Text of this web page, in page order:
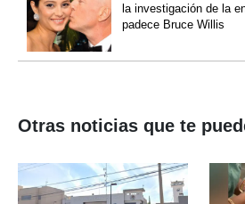
la investigación de la
padece Bruce Willis
Otras noticias que te